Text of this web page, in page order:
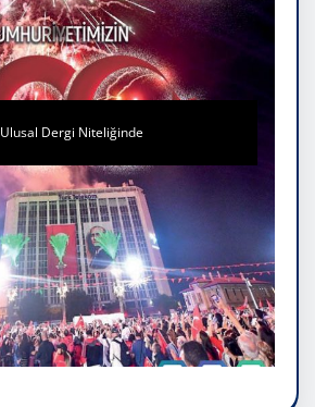
Ulusal Dergi Niteliğinde